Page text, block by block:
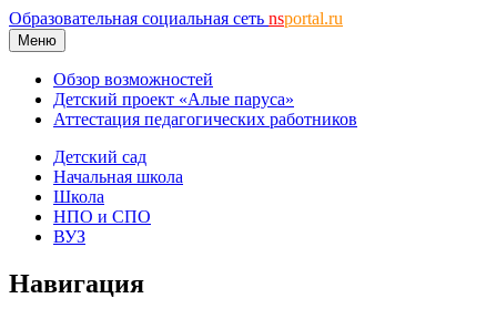
Образовательная социальная сеть nsportal.ru
Меню
Обзор возможностей
Детский проект «Алые паруса»
Аттестация педагогических работников
Детский сад
Начальная школа
Школа
НПО и СПО
ВУЗ
Навигация